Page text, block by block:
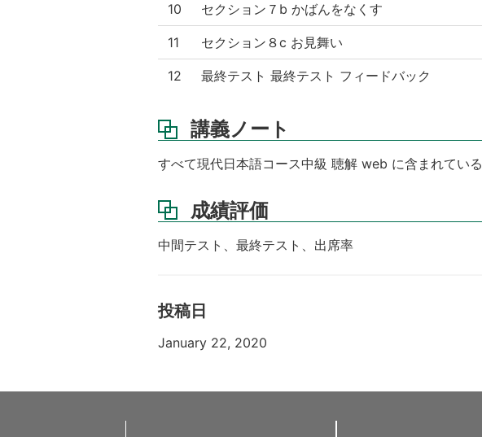
10 セクション７b かばんをなくす
11 セクション８c お見舞い
12 最終テスト 最終テスト フィードバック
講義ノート
すべて現代日本語コース中級 聴解 web に含まれている
成績評価
中間テスト、最終テスト、出席率
投稿日
January 22, 2020